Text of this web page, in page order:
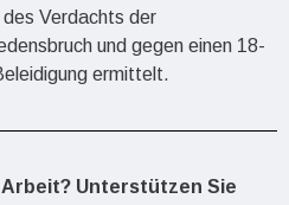
des Verdachts der
und gegen einen 18-
ermittelt.
Arbeit? Unterstützen Sie